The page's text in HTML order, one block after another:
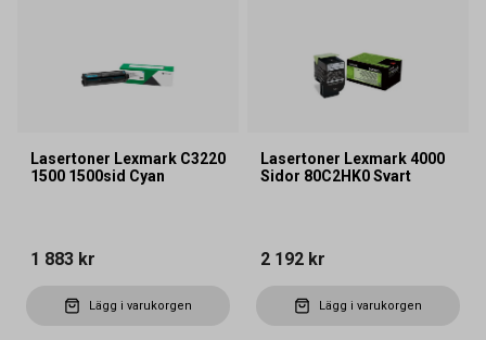
Lasertoner Lexmark C3220
1500 1500sid Cyan
1 883 kr
Lägg i varukorgen
Lasertoner Lexmark 4000
Sidor 80C2HK0 Svart
2 192 kr
Lägg i varukorgen